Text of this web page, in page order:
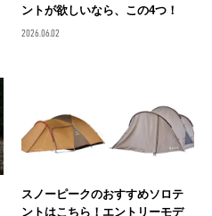
ントが欲しいなら、この4つ！
2026.06.02
スノーピークのおすすめソロテ
ントはこちら！エントリーモデ